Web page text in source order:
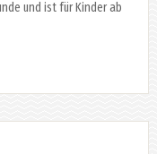
und ist für Kinder ab